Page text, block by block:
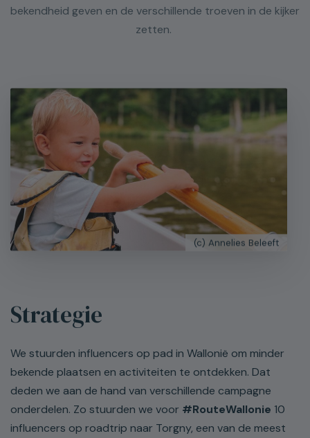
bekendheid geven en de verschillende troeven in de kijker
zetten.
(c) Annelies Beleeft
Strategie
We stuurden influencers op pad in Wallonië om minder
bekende plaatsen en activiteiten te ontdekken. Dat
deden we aan de hand van verschillende campagne
onderdelen. Zo stuurden we voor #RouteWallonie 10
influencers op roadtrip naar Torgny, een van de meest